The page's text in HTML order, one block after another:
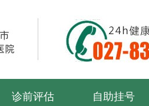
诊前评估 自助挂号